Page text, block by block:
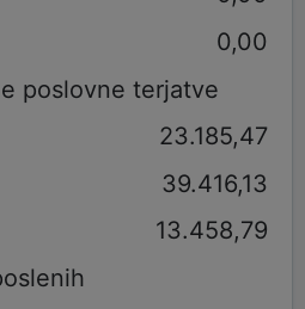
0,00
poslovne terjatve
23.185,47
39.416,13
13.458,79